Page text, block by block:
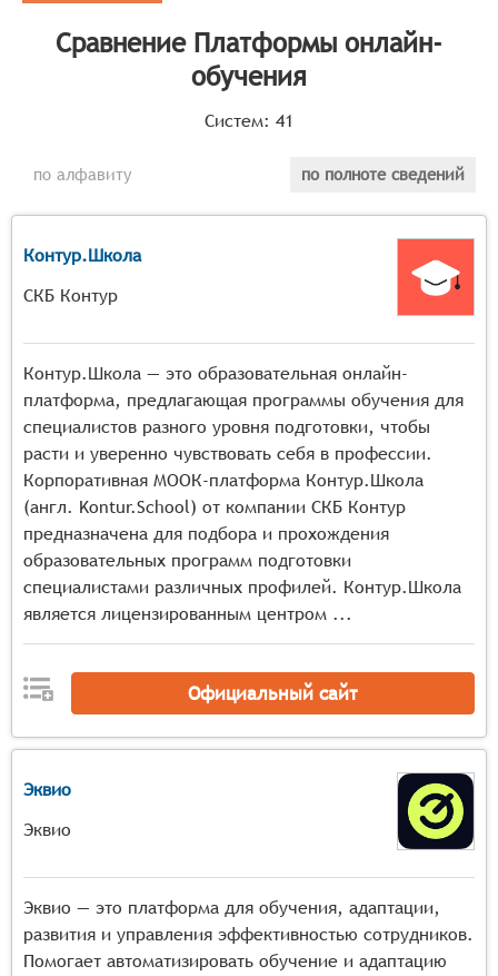
систем. Цифровые системы, претендующие на роль
платформ онлайн-обучения, должны обладать
следующими функциональными возможностями:
авторам курсов создавать и редактировать учебные
к урокам.
Связь с учащимися: Включает встроенные чаты,
видеозвонки или интеграцию с мессенджерами
для эффективной коммуникации между учениками
и автоматизирует рутинные процессы, такие как
проверка домашних заданий, рассылка
напоминаний, открытие доступа к урокам и
автоматическое продвижение учеников по курсу.
Управление школой: Позволяет управлять школой
через одно окно браузера, включая
редактирование уроков, управление
продвижением школы, настройку дополнительных
функций и контроль всех процессов.
Аналитика и статистики: Собирает и анализирует
данные для эффективного управления школой и
корректировки учебного процесса, предоставляя
обратную связь и отчеты.
Сравнение Платформы онлайн-
обучения
Систем: 41
по алфавиту по полноте сведений
Контур.Школа
СКБ Контур
Контур.Школа — это образовательная онлайн-
платформа, предлагающая программы обучения для
специалистов разного уровня подготовки, чтобы
расти и уверенно чувствовать себя в профессии.
Корпоративная МООК-платформа Контур.Школа
(англ. Kontur.School) от компании СКБ Контур
предназначена для подбора и прохождения
образовательных программ подготовки
специалистами различных профилей. Контур.Школа
является лицензированным центром ...
Официальный сайт
Эквио
Эквио
Эквио — это платформа для обучения, адаптации,
развития и управления эффективностью сотрудников.
Помогает автоматизировать обучение и адаптацию